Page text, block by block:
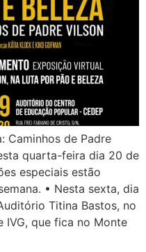
Caminhos de Padre
quarta-feira dia 20 de
especiais estão
• Nesta sexta, dia
Titina Bastos, no
IVG, que fica no Monte